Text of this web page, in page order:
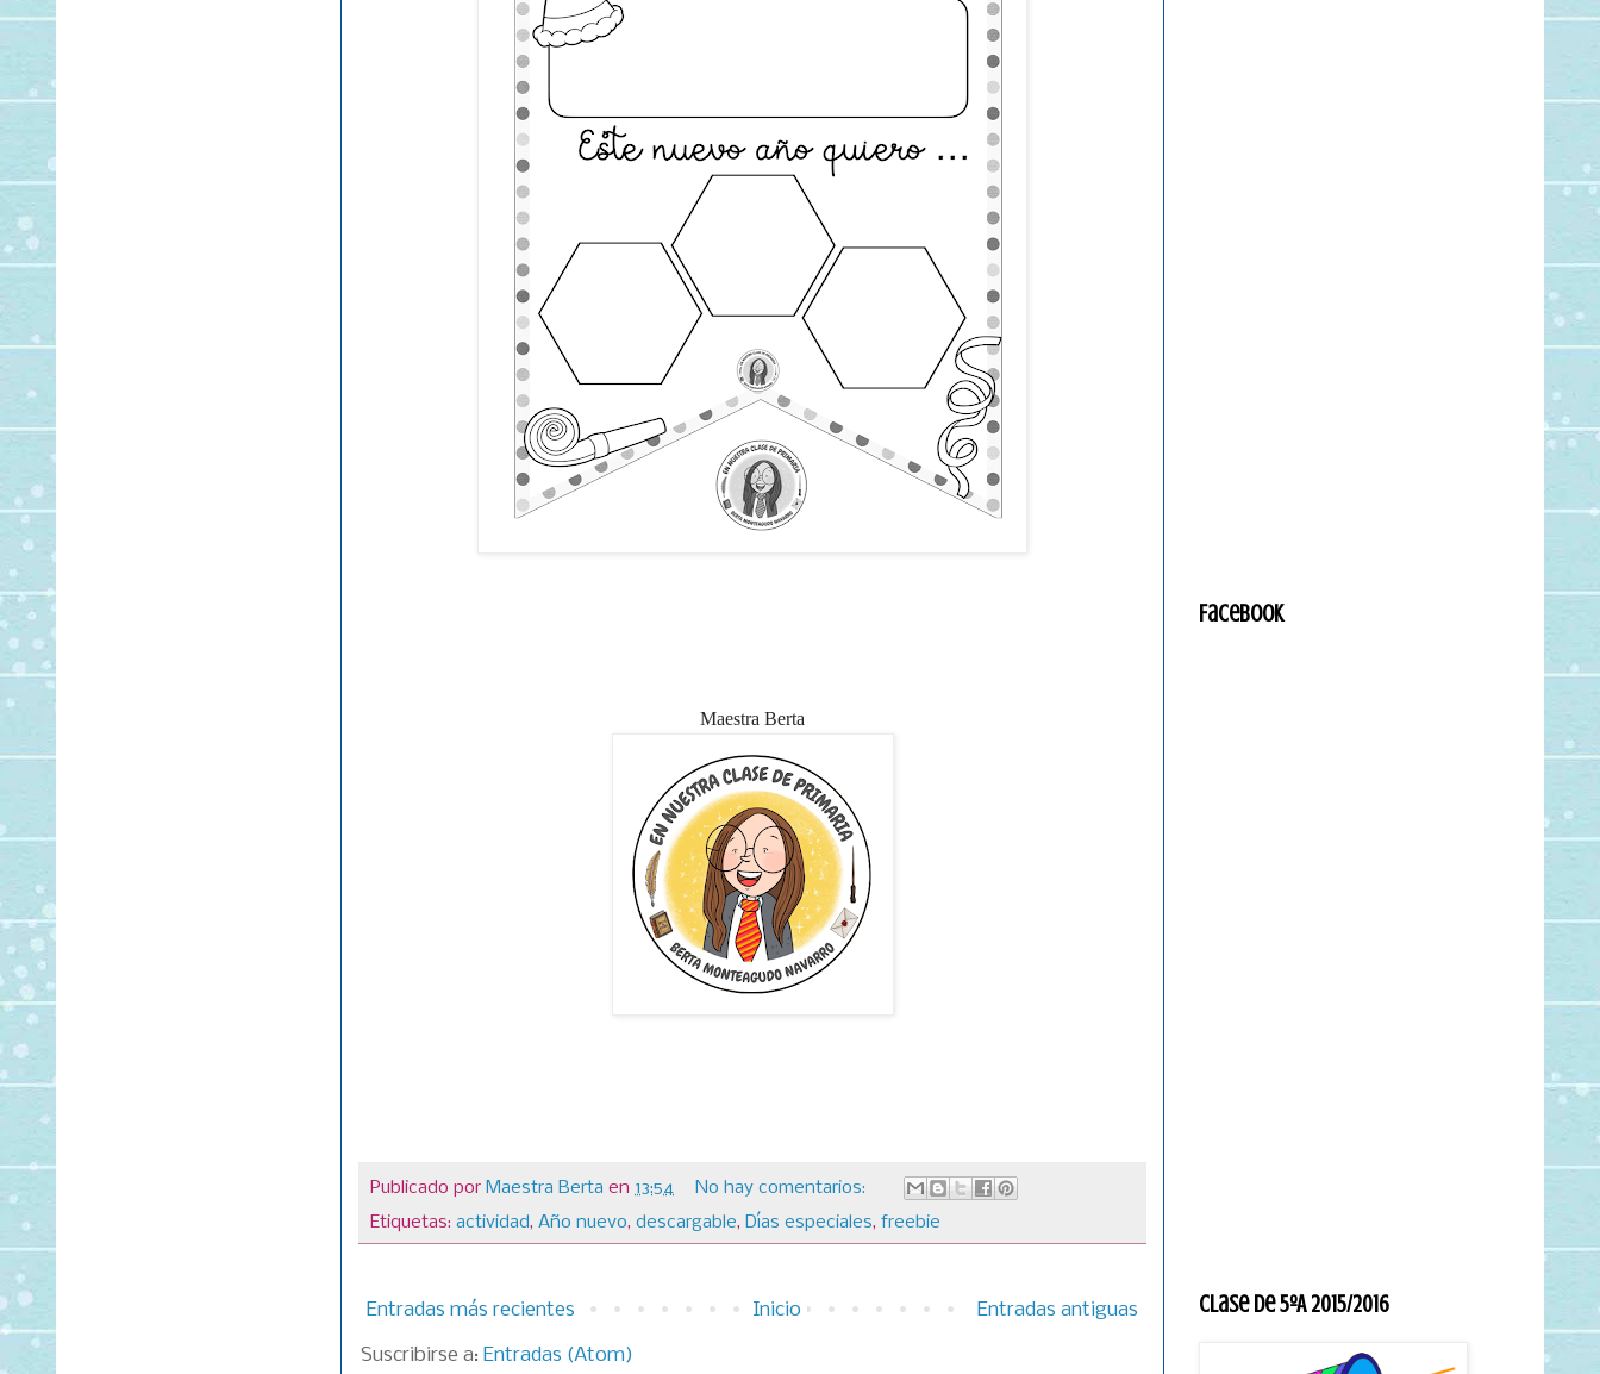
Maestra Berta
Publicado por Maestra Berta en 13:54
No hay comentarios:
Etiquetas: actividad, Año nuevo, descargable, Días especiales, freebie
Entradas más recientes Entradas antiguas
Inicio
Suscribirse a: Entradas (Atom)
Facebook
Clase de 5ºA 2015/2016